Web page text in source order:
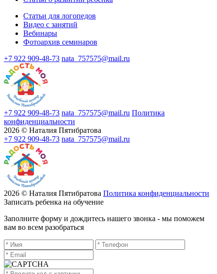
Статьи для логопедов
Видео с занятий
Вебинары
Фотоархив семинаров
+7 922 909-48-73 nata_757575@mail.ru
+7 922 909-48-73 nata_757575@mail.ru Политика
конфиденциальности
2026 © Наталия Пятибратова
+7 922 909-48-73 nata_757575@mail.ru
2026 © Наталия Пятибратова Политика конфиденциальности
Записать ребенка на обучение
Заполните форму и дождитесь нашего звонка - мы поможем
вам во всем разобраться